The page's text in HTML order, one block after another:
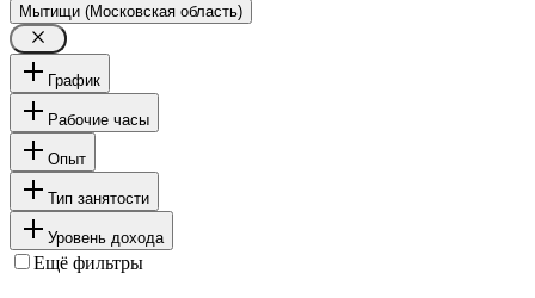
Мытищи (Московская область)
График
Рабочие часы
Опыт
Тип занятости
Уровень дохода
Ещё фильтры